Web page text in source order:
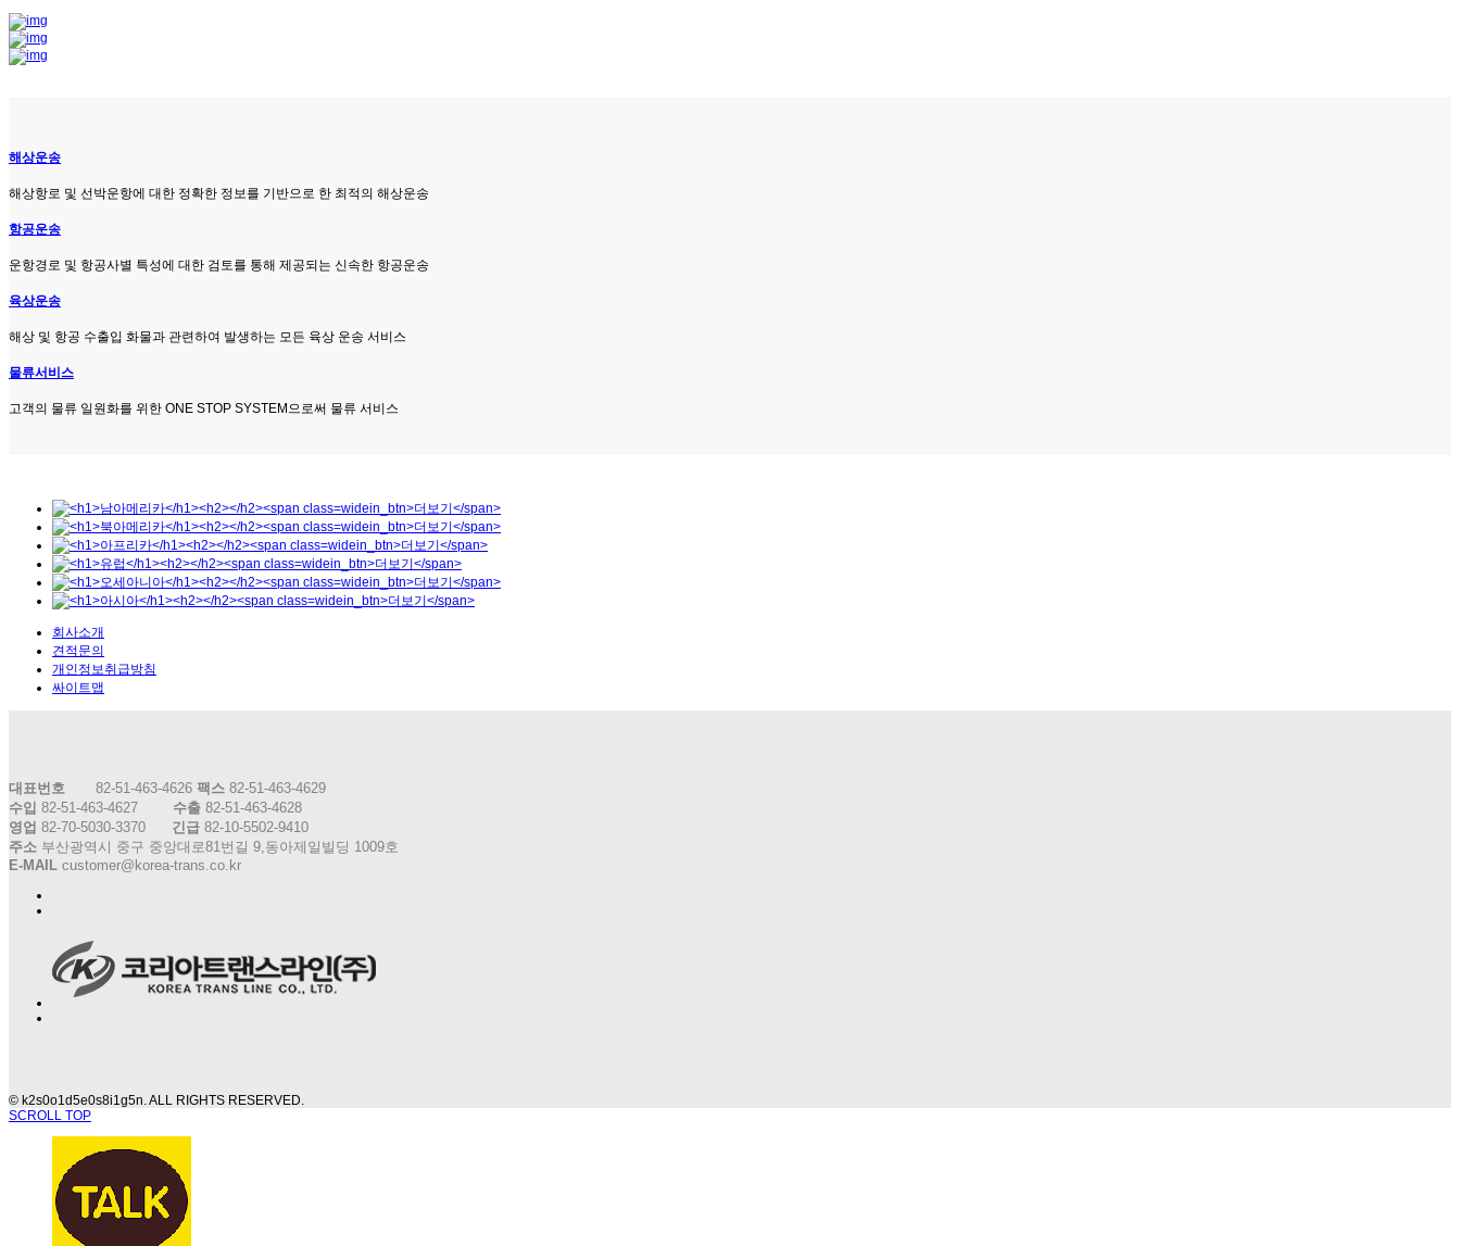
해상운송
해상항로 및 선박운항에 대한 정확한 정보를 기반으로 한 최적의 해상운송
항공운송
운항경로 및 항공사별 특성에 대한 검토를 통해 제공되는 신속한 항공운송
육상운송
해상 및 항공 수출입 화물과 관련하여 발생하는 모든 육상 운송 서비스
물류서비스
고객의 물류 일원화를 위한 ONE STOP SYSTEM으로써 물류 서비스
회사소개
견적문의
개인정보취급방침
싸이트맵
대표번호 82-51-463-4626 팩스 82-51-463-4629
수입 82-51-463-4627 수출 82-51-463-4628
영업 82-70-5030-3370 긴급 82-10-5502-9410
주소 부산광역시 중구 중앙대로81번길 9,동아제일빌딩 1009호
E-MAIL customer@korea-trans.co.kr
© k2s0o1d5e0s8i1g5n. ALL RIGHTS RESERVED.
SCROLL TOP